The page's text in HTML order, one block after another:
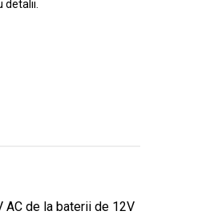
detalii.
de la baterii de 12V